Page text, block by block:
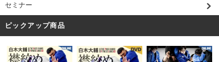
セミナー
ピックアップ商品